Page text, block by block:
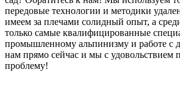
передовые технологии и методики
имеем за плечами солидный опыт, а
только самые квалифицированные
промышленному альпинизму и работе с
нам прямо сейчас и мы с
проблему!